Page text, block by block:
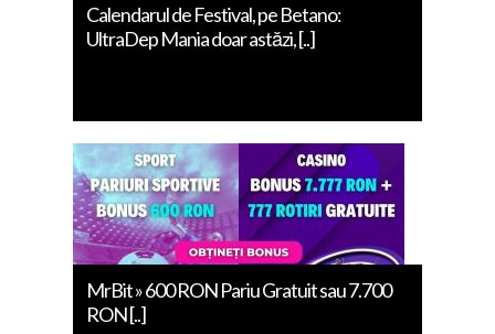
Calendarul de Festival, pe Betano:
UltraDep Mania doar astăzi, [..]
MrBit » 600 RON Pariu Gratuit sau 7.700
RON [..]